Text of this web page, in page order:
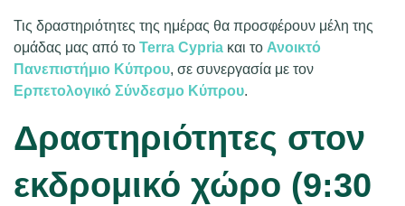
Τις δραστηριότητες της ημέρας θα προσφέρουν μέλη της
ομάδας μας από το Terra Cypria και το Ανοικτό
Πανεπιστήμιο Κύπρου, σε συνεργασία με τον
Ερπετολογικό Σύνδεσμο Κύπρου.
Δραστηριότητες στον
εκδρομικό χώρο (9:30